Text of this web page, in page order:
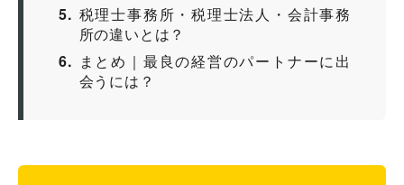
5
税理士事務所・税理士法人・会計事務
所の違いとは？
6
まとめ｜最良の経営のパートナーに出
会うには？